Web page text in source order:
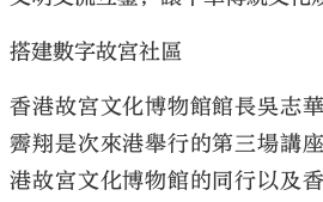
搭建數字故宮社區
香港故宮文化博物館館長吳志
霽翔是次來港舉行的第三場講
港故宮文化博物館的同行以及